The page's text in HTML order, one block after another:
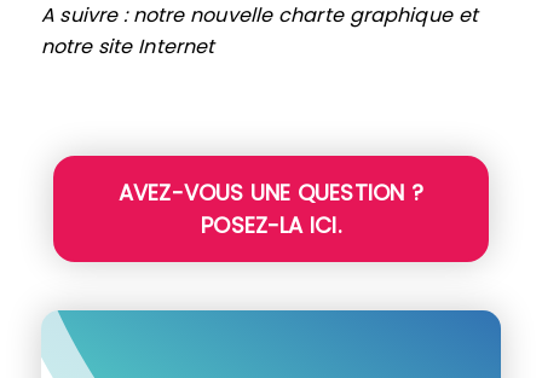
A suivre : notre nouvelle charte graphique et
notre site Internet
AVEZ-VOUS UNE QUESTION ?
POSEZ-LA ICI.